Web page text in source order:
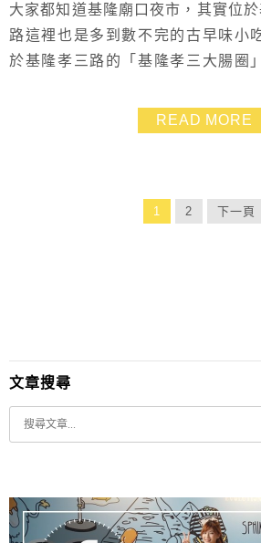
大家都知道基隆廟口夜市，其實位
路這裡也是多到數不完的古早味小
於基隆孝三路的「基隆孝三大腸圈
食節目食尚玩家也有推薦過喲！ 大
有點陌生，但只要說到糯米腸就知
READ MORE
1 2 下一頁
文章搜尋